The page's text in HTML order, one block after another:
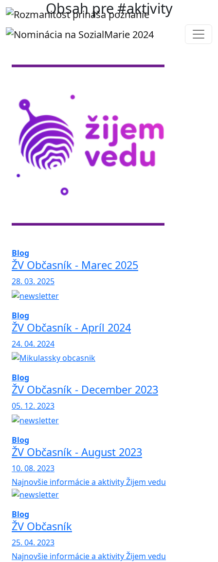
Obsah pre #aktivity
Blog
ŽV Občasník - Marec 2025
28. 03. 2025
Blog
ŽV Občasník - Apríl 2024
24. 04. 2024
Blog
ŽV Občasník - December 2023
05. 12. 2023
Blog
ŽV Občasník - August 2023
10. 08. 2023
Najnovšie informácie a aktivity Žijem vedu
Blog
ŽV Občasník
25. 04. 2023
Najnovšie informácie a aktivity Žijem vedu